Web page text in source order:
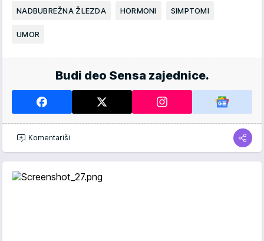
NADBUBREŽNA ŽLEZDA HORMONI SIMPTOMI
UMOR
Budi deo Sensa zajednice.
Komentariši